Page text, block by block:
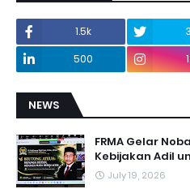
1.5k
500
NEWS
FRMA Gelar
Kebijakan Adil
July 19, 2026